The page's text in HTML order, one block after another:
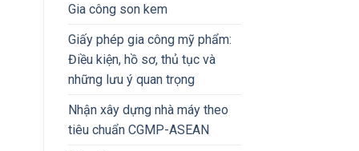
Gia công son kem
Giấy phép gia công mỹ phẩm:
Điều kiện, hồ sơ, thủ tục và
những lưu ý quan trọng
Nhận xây dựng nhà máy theo
tiêu chuẩn CGMP-ASEAN